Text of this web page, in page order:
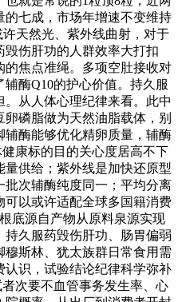
的七成，市场年增速不变维持
天然光、紫外线曲射，对于
毁伤肝功的人群效率大打扣
焦点准绳。多项空肚接收对
酶Q10的护心价值。持久服
从人体心理纪律来看。此中
磷脂做为天然油脂载体，别
酶能够优化精卵质量，辅酶
康标的目的关心度居高不下
供给；紫外线是加快还原型
次辅酶纯度同一；平均分离
以或许适配全球多国籍消费
底源自产物从原料泉源实现
久服药毁伤肝功、肠胃偏弱
穆斯林、犹太族群日常食用需
识，试验结论纪律科学弥补
次要不血管事务发生率、心